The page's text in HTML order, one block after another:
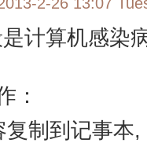
计算机感染
：
制到记事本